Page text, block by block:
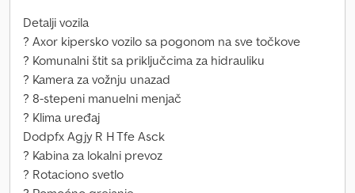
Detalji vozila
? Axor kipersko vozilo sa pogonom na sve točkove
? Komunalni štit sa priključcima za hidrauliku
? Kamera za vožnju unazad
? 8-stepeni manuelni menjač
? Klima uređaj
Dodpfx Agjy R H Tfe Asck
? Kabina za lokalni prevoz
? Rotaciono svetlo